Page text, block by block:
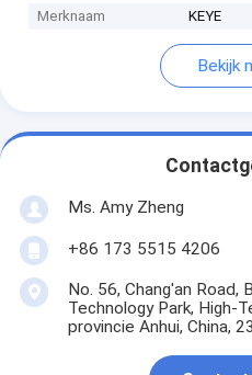
Merknaam
KEYE
Bekijk
Ms. Amy Zheng
+86 173 5515 4206
No. 56, Chang'an Road,
Technology Park, High-
provincie Anhui, China,